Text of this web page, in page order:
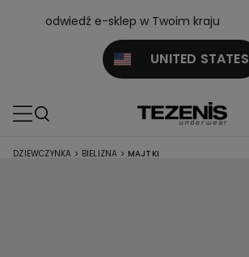
odwiedź e-sklep w Twoim kraju
UNITED STATES
DZIEWCZYNKA > BIELIZNA > MAJTKI